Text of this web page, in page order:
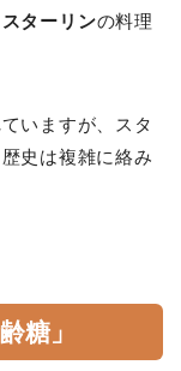
スターリンの料理
いますが、スタ
史は複雑に絡み
糖」